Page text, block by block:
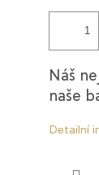
Náš
naše
Detailní